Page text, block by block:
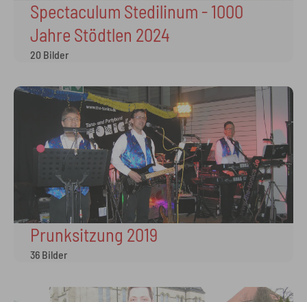
Spectaculum Stedilinum - 1000
Jahre Stödtlen 2024
20 Bilder
Prunksitzung 2019
36 Bilder